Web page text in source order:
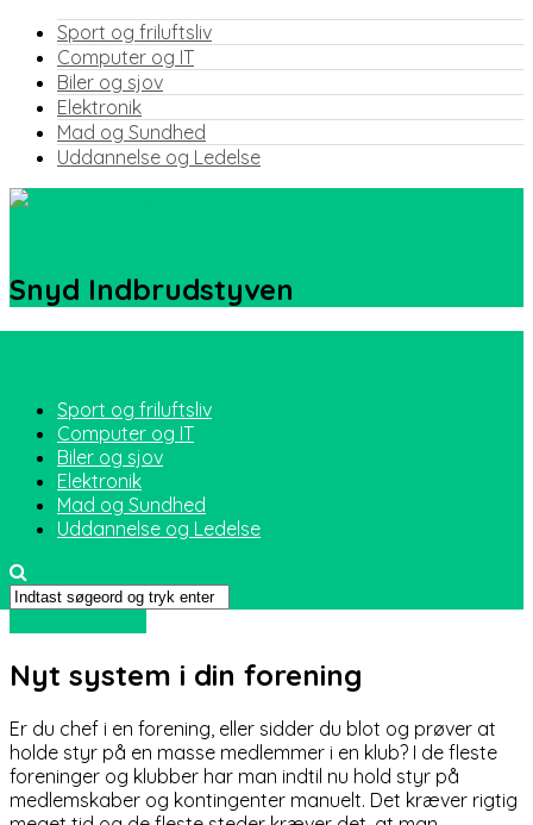
Sport og friluftsliv
Computer og IT
Biler og sjov
Elektronik
Mad og Sundhed
Uddannelse og Ledelse
Snyd Indbrudstyven
Sport og friluftsliv
Computer og IT
Biler og sjov
Elektronik
Mad og Sundhed
Uddannelse og Ledelse
Nyt system i din forening
Er du chef i en forening, eller sidder du blot og prøver at
holde styr på en masse medlemmer i en klub? I de fleste
foreninger og klubber har man indtil nu hold styr på
medlemskaber og kontingenter manuelt. Det kræver rigtig